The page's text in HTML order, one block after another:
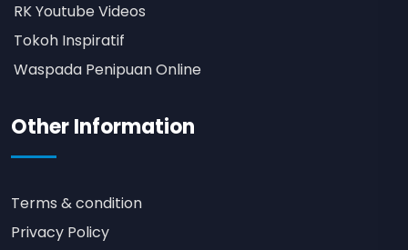
RK Youtube Videos
Tokoh Inspiratif
Waspada Penipuan Online
Other Information
Terms & condition
Privacy Policy